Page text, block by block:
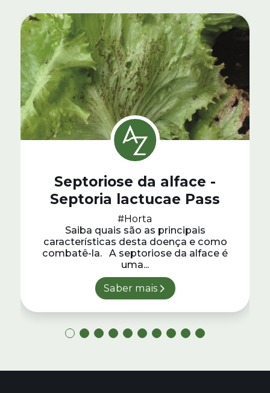
Septoriose da alface -
Septoria lactucae Pass
#Horta
Saiba quais são as principais
características desta doença e como
combatê-la. A septoriose da alface é
uma...
Saber mais